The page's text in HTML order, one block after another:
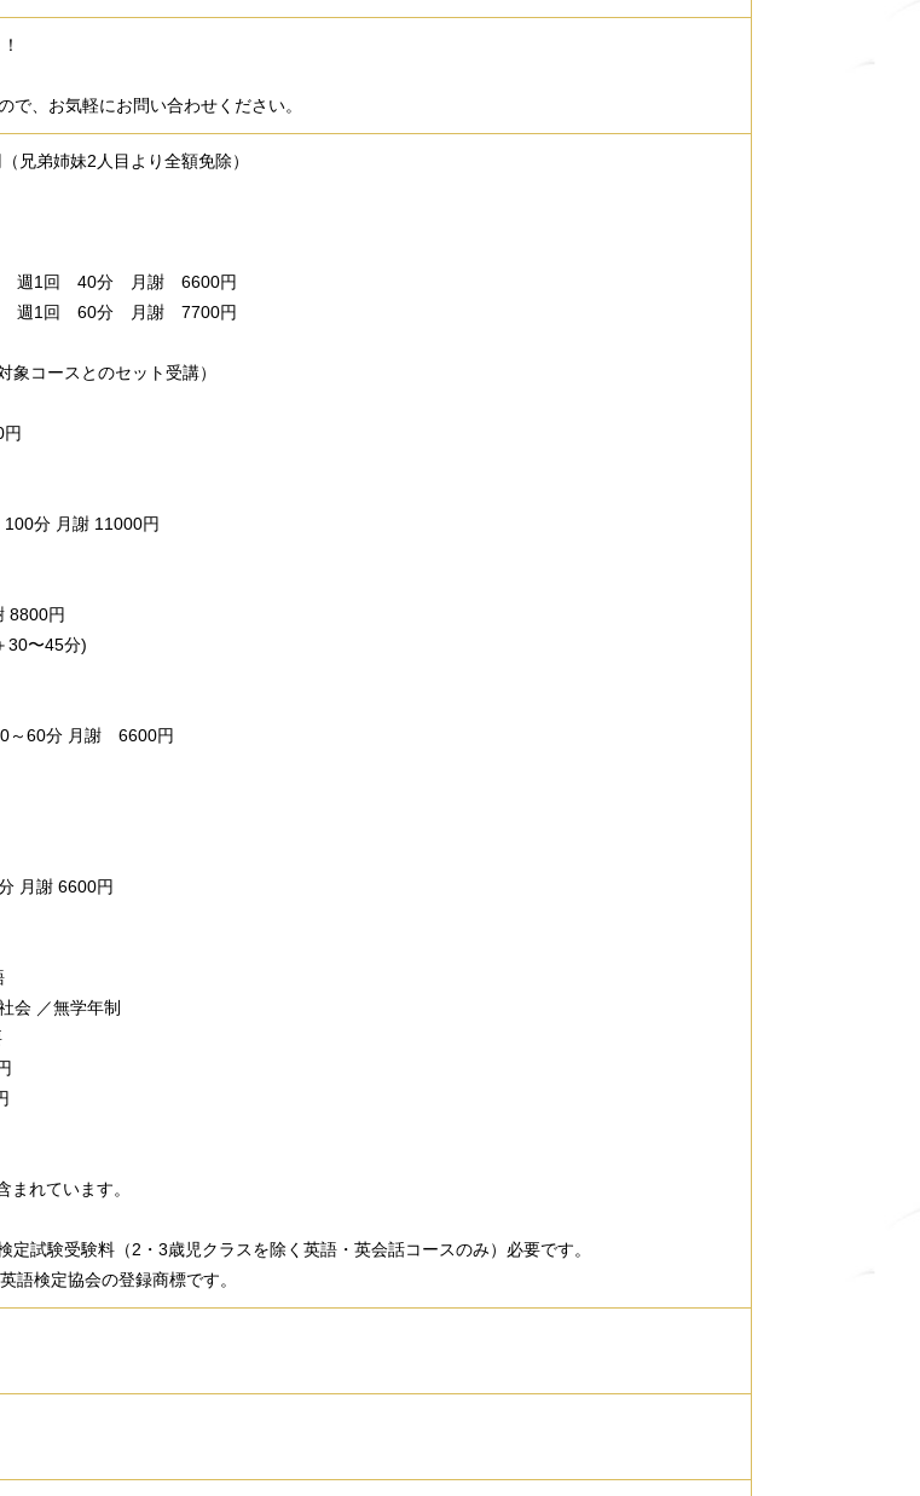
で、お気軽にお問い合わせください。
兄弟姉妹2人目より全額免除）
40分 月謝 6600円
） 週1回 60分 月謝 7700円
コースとのセット受講）
分 月謝 11000円
8800円
30〜45分)
～60分 月謝 6600円
月謝 6600円
／無学年制
れています。
試験受験料（2・3歳児クラスを除く英語・英会話コースのみ）必要です。
語検定協会の登録商標です。